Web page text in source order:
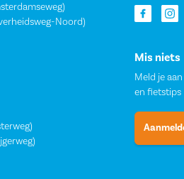
Noord)
Mis niets
Meld je
en fietstips